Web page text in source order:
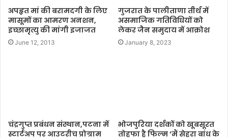
अपहृत मां की बरामदगी के लिए
मासूमों का आमरण अनशन,
इच्छामृत्यु की मांगी इजाजत
June 12, 2013
गुजरात के पालीताणा तीर्थ में
असमाजिक गतिविधियों को
लेकर जैन समुदाय में आक्रोश
January 8, 2023
चंद्रगुप्त प्रबंधन संस्थान,पटना में
स्टार्टअप पर आउटरीच प्रोग्राम
भोजपुरिया दर्शकों को खूबसूरत
तोहफा है फिल्‍म ‘मैं सेहरा बांध के